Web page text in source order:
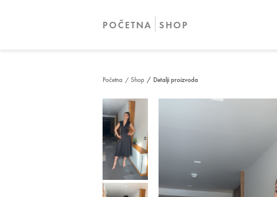
POČETNA SHOP
Početna / Shop / Detalji proizvoda